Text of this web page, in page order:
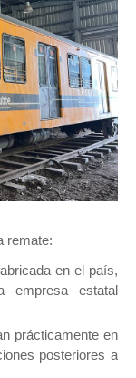
remate:
en el país,
estatal
prácticamente en
posteriores a